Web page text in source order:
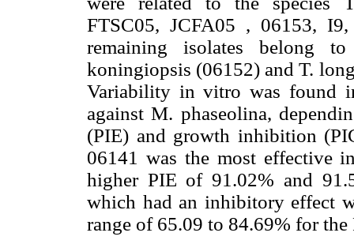
FTSC05, JCFA05 , 06153,
remaining isolates belong
koningiopsis (06152) and T.
Variability in vitro was found
against M. phaseolina,
(PIE) and growth inhibition
06141 was the most effective
higher PIE of 91.02% and
which had an inhibitory effect
range of 65.09 to 84.69% for